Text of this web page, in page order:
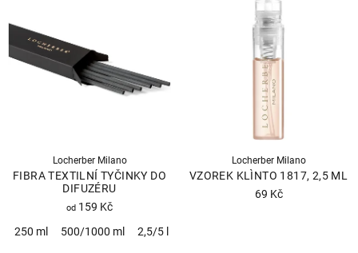
Locherber Milano
FIBRA TEXTILNÍ TYČINKY DO
DIFUZÉRU
od 159 Kč
250 ml
500/1000 ml
2,5/5 l
Locherber Milano
VZOREK KLÌNTO 1817, 2,5 ML
69 Kč